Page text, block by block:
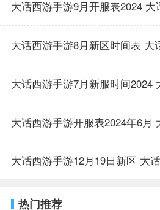
大话西游手游9月开服表2024 大
份新区时间表
大话西游手游8月新区时间表 大
开服表2024
大话西游手游7月新服时间2024
月开服表汇总
大话西游手游开服表2024年6月
六月新区开服时间
大话西游手游12月19日新区 大
滚滚服务器开启
热门推荐